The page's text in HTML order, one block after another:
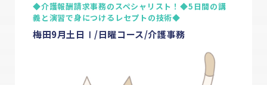
◆介護報酬請求事務のスペシャリスト！◆5日間の講
義と演習で身につけるレセプトの技術◆
梅田9月土日Ⅰ/日曜コース/介護事務